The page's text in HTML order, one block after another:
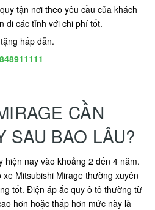
tận nơi theo yêu cầu của khách
đi các tỉnh với chi phí tốt.
hấp dẫn.
CẦN
SAU BAO LÂU?
hiện nay vào khoảng 2 đến 4 năm.
Mitsubishi Mirage thường xuyên
tốt. Điện áp ắc quy ô tô thường từ
hơn hoặc thấp hơn mức này là